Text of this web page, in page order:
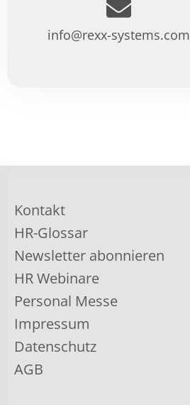
info@rexx-systems.com
Kontakt
HR-Glossar
Newsletter abonnieren
HR Webinare
Personal Messe
Impressum
Datenschutz
AGB